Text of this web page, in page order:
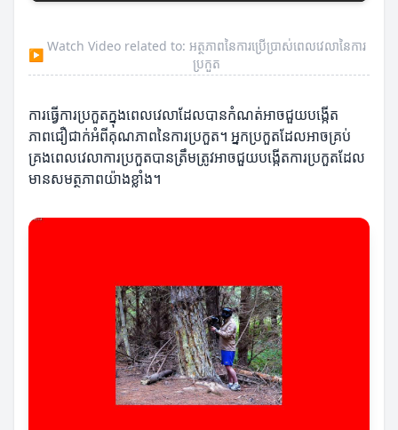
▶
Watch Video related to: អត្ថភាពនៃការប្រើប្រាស់ពេលវេលានៃការ
ប្រកួត
ការធ្វើការប្រកួតក្នុងពេលវេលាដែលបានកំណត់អាចជួយបង្កើត
ភាពជឿជាក់អំពីគុណភាពនៃការប្រកួត។ អ្នកប្រកួតដែលអាចគ្រប់
គ្រងពេលវេលាការប្រកួតបានត្រឹមត្រូវអាចជួយបង្កើតការប្រកួតដែល
មានសមត្ថភាពយ៉ាងខ្លាំង។